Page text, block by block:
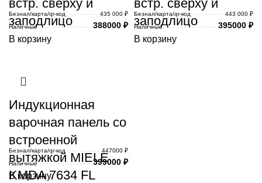
встр. сверху и
заподлицо
Безнал/карта/qr-код
435 000 ₽
Наличные
388000 ₽
В корзину
встр. сверху и
заподлицо
Безнал/карта/qr-код
443 000 ₽
Наличные
395000 ₽
В корзину
Индукционная
варочная панель со
встроенной
вытяжкой MIELE
KMDA 7634 FL
Безнал/карта/qr-код
447000 ₽
Наличные
399000 ₽
В корзину